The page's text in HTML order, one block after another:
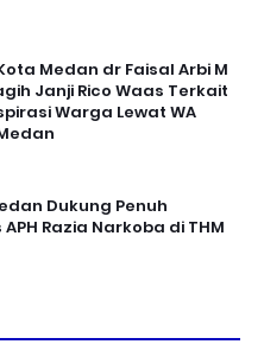
Medan dr Faisal Arbi M
Janji Rico Waas Terkait
Warga Lewat WA
Dukung Penuh
Razia Narkoba di THM